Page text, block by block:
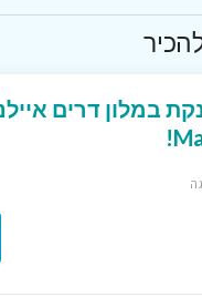
במלון דרים